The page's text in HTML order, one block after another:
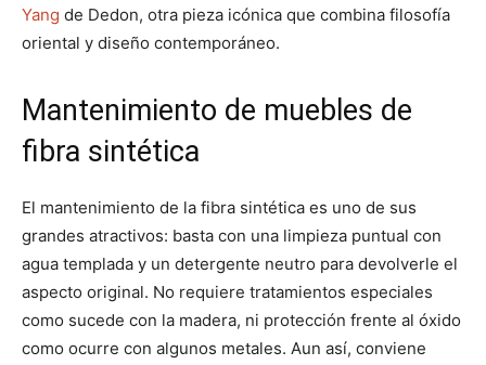
Yang de Dedon, otra pieza icónica que combina filosofía
oriental y diseño contemporáneo.
Mantenimiento de muebles de
fibra sintética
El mantenimiento de la fibra sintética es uno de sus
grandes atractivos: basta con una limpieza puntual con
agua templada y un detergente neutro para devolverle el
aspecto original. No requiere tratamientos especiales
como sucede con la madera, ni protección frente al óxido
como ocurre con algunos metales. Aun así, conviene